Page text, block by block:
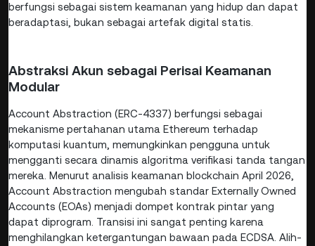
berfungsi sebagai sistem keamanan yang hidup dan dapat
beradaptasi, bukan sebagai artefak digital statis.
Abstraksi Akun sebagai Perisai Keamanan
Modular
Account Abstraction (ERC-4337) berfungsi sebagai
mekanisme pertahanan utama Ethereum terhadap
komputasi kuantum, memungkinkan pengguna untuk
mengganti secara dinamis algoritma verifikasi tanda tangan
mereka. Menurut analisis keamanan blockchain April 2026,
Account Abstraction mengubah standar Externally Owned
Accounts (EOAs) menjadi dompet kontrak pintar yang
dapat diprogram. Transisi ini sangat penting karena
menghilangkan ketergantungan bawaan pada ECDSA. Alih-